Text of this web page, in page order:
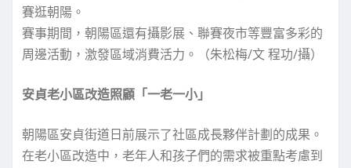
賽逛朝陽。
賽事期間，朝陽區還有攝影展、聯賽夜市等豐富多彩的
周邊活動，激發區域消費活力。（朱松梅/文 程功/攝）
安貞老小區改造照顧「一老一小」
朝陽區安貞街道日前展示了社區成長夥伴計劃的成果。
在老小區改造中，老年人和孩子們的需求被重點考慮到